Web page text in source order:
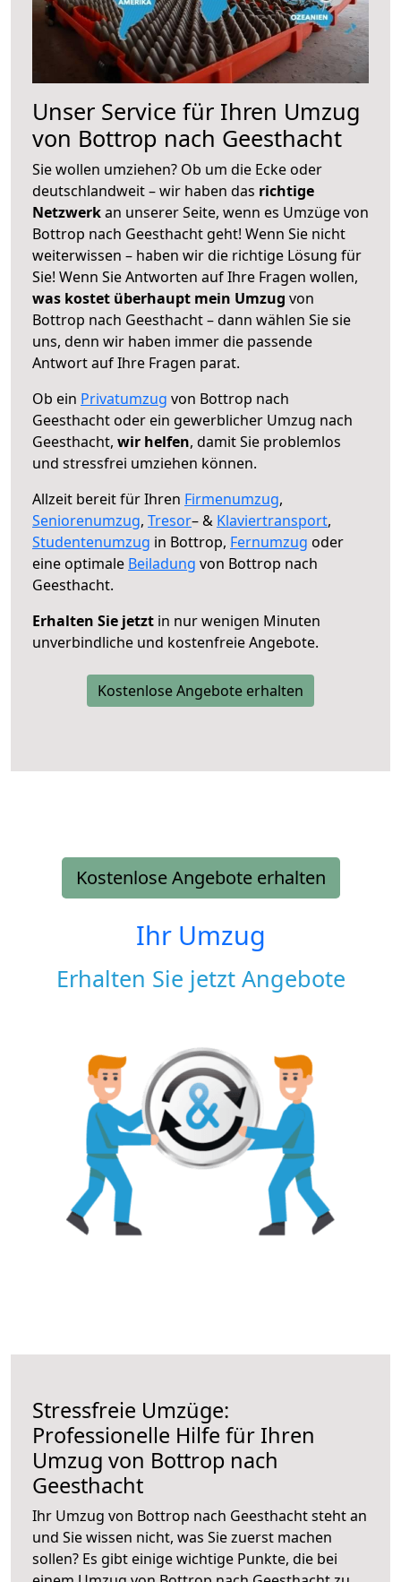
Unser Service für Ihren Umzug
von Bottrop nach Geesthacht
Sie wollen umziehen? Ob um die Ecke oder
deutschlandweit – wir haben das richtige
Netzwerkan unserer Seite, wenn es Umzüge von
Bottrop nach Geesthacht geht! Wenn Sie nicht
weiterwissen – haben wir die richtige Lösung für
Sie! Wenn Sie Antworten auf Ihre Fragen wollen,
was kostet überhaupt mein Umzug von
Bottrop nach Geesthacht – dann wählen Sie sie
uns, denn wir haben immer die passende
Antwort auf Ihre Fragen parat.
Ob ein Privatumzug von Bottrop nach
Geesthacht oder ein gewerblicher Umzug nach
Geesthacht, wir helfen, damit Sie problemlos
und stressfrei umziehen können.
Allzeit bereit für Ihren Firmenumzug,
Seniorenumzug, Tresor– & Klaviertransport,
Studentenumzug in Bottrop, Fernumzug oder
eine optimale Beiladung von Bottrop nach
Geesthacht.
Erhalten Sie jetzt in nur wenigen Minuten
unverbindliche und kostenfreie Angebote.
Kostenlose Angebote erhalten
Kostenlose Angebote erhalten
Ihr Umzug
Erhalten Sie jetzt Angebote
Stressfreie Umzüge:
Professionelle Hilfe für Ihren
Umzug von Bottrop nach
Geesthacht
Ihr Umzug von Bottrop nach Geesthacht steht an
und Sie wissen nicht, was Sie zuerst machen
sollen? Es gibt einige wichtige Punkte, die bei